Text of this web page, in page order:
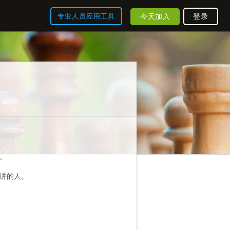
专业人员应用工具 登录
今天加入
的人。